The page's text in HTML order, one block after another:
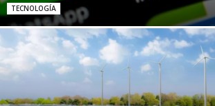
TECNOLOGÍA